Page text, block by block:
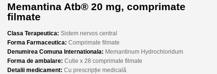
Memantina Atb® 20 mg, comprimate
filmate
Clasa Terapeutica: Sistem nervos central
Forma Farmaceutica: Comprimate filmate
Denumirea Comuna Internationala: Memantinum Hydrochloridum
Forma de ambalare: Cutie x 28 comprimate filmate
Detalii medicament: Cu prescripție medicală